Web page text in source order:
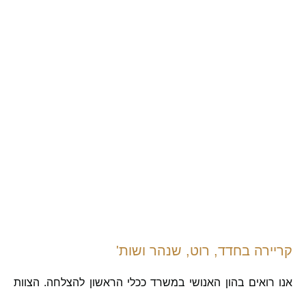
קריירה בחדד, רוט, שנהר ושות'
אנו רואים בהון האנושי במשרד ככלי הראשון להצלחה. הצוות